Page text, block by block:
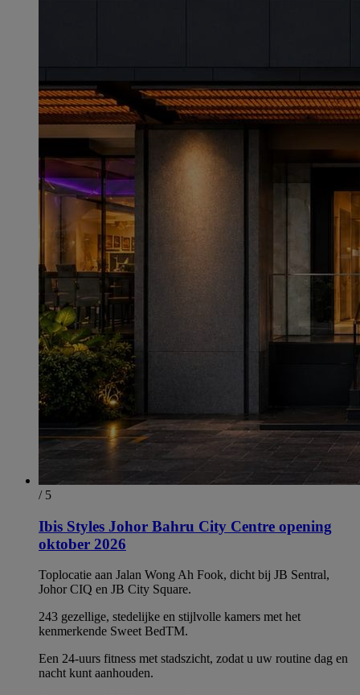
/ 5
Ibis Styles Johor Bahru City Centre opening
oktober 2026
Toplocatie aan Jalan Wong Ah Fook, dicht bij JB Sentral,
Johor CIQ en JB City Square.
243 gezellige, stedelijke en stijlvolle kamers met het
kenmerkende Sweet BedTM.
Een 24-uurs fitness met stadszicht, zodat u uw routine dag en
nacht kunt aanhouden.